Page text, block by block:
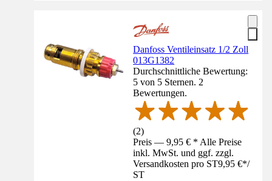
Danfoss Ventileinsatz 1/2 Zoll
013G1382
Durchschnittliche Bewertung:
5 von 5 Sternen. 2
Bewertungen.
(2)
Preis — 9,95 € * Alle Preise
inkl. MwSt. und ggf. zzgl.
Versandkosten pro ST9,95 €*/
ST